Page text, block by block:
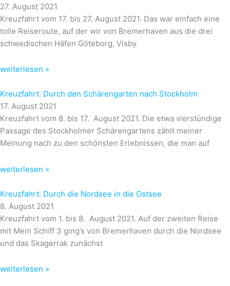
27. August 2021
Kreuzfahrt vom 17. bis 27. August 2021. Das war einfach eine
tolle Reiseroute, auf der wir von Bremerhaven aus die drei
schwedischen Häfen Göteborg, Visby
weiterlesen »
Kreuzfahrt: Durch den Schärengarten nach Stockholm
17. August 2021
Kreuzfahrt vom 8. bis 17. August 2021. Die etwa vierstündige
Passage des Stockholmer Schärengartens zählt meiner
Meinung nach zu den schönsten Erlebnissen, die man auf
weiterlesen »
Kreuzfahrt: Durch die Nordsee in die Ostsee
8. August 2021
Kreuzfahrt vom 1. bis 8. August 2021. Auf der zweiten Reise
mit Mein Schiff 3 ging’s von Bremerhaven durch die Nordsee
und das Skagerrak zunächst
weiterlesen »